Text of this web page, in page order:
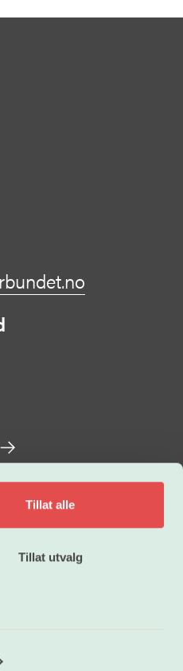
Tillat alle
Tillat utvalg